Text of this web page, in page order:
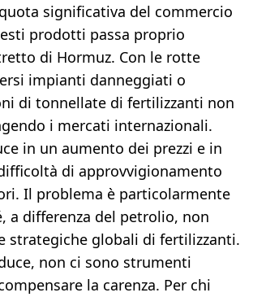
significativa del commercio
prodotti passa proprio
di Hormuz. Con le rotte
impianti danneggiati o
di tonnellate di fertilizzanti non
i mercati internazionali.
in un aumento dei prezzi e in
di approvvigionamento
Il problema è particolarmente
a differenza del petrolio, non
strategiche globali di fertilizzanti.
non ci sono strumenti
la carenza. Per chi